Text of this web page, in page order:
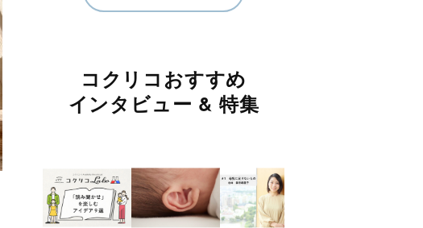
コクリコおすすめ
インタビュー & 特集